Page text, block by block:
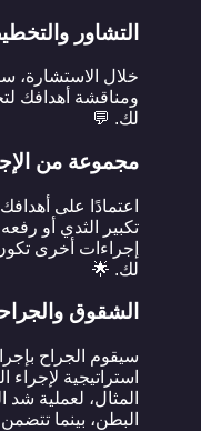
التشاور
خلال الاستشارة،
ومناقشة أهدافك
لك. 💬
مجموعة من
اعتمادًا على
تكبير الثدي أو
إجراءات أخرى
لك. 🌟
الشقوق
سيقوم الجراح
استراتيجية
المثال، لعملية
البطن، بينما